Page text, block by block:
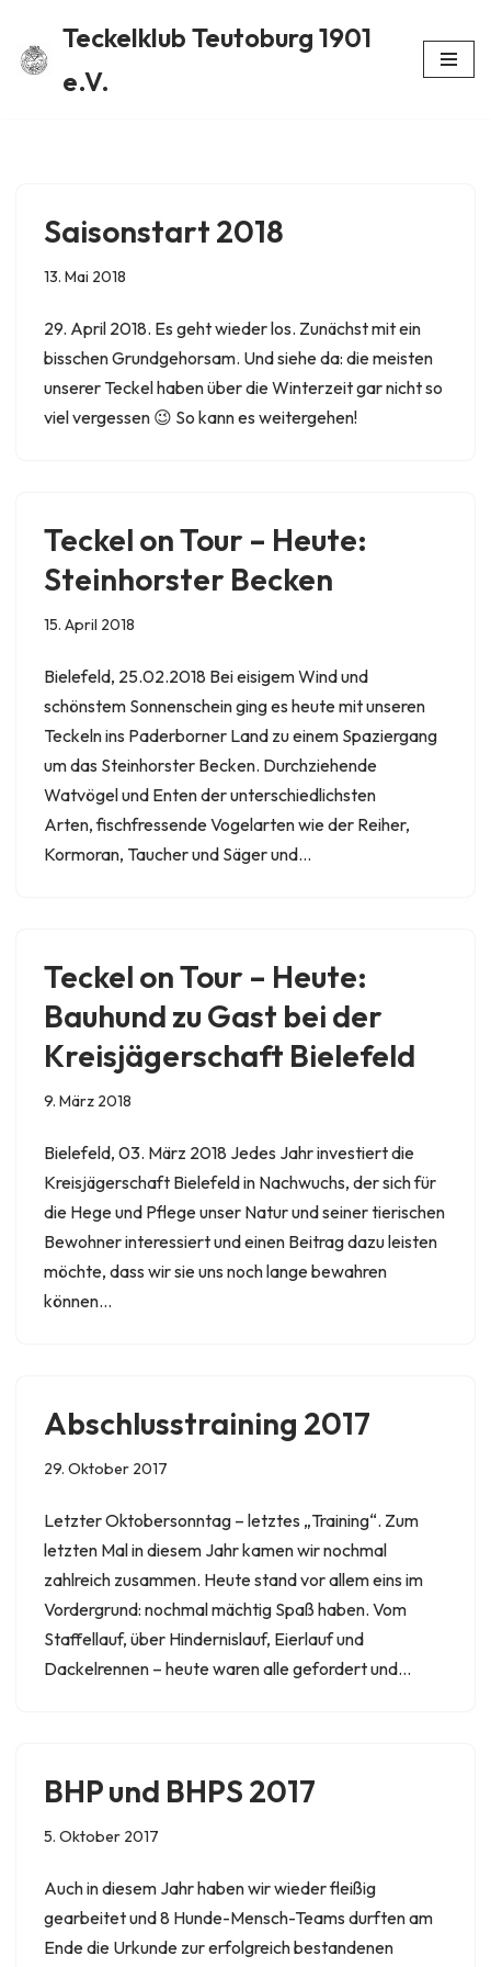
Zum
Teckelklub Teutoburg 1901
e.V.
Saisonstart 2018
13. Mai 2018
29. April 2018. Es geht wieder los. Zunächst mit ein
bisschen Grundgehorsam. Und siehe da: die meisten
unserer Teckel haben über die Winterzeit gar nicht so
viel vergessen 😉 So kann es weitergehen!
Teckel on Tour – Heute:
Steinhorster Becken
15. April 2018
Bielefeld, 25.02.2018 Bei eisigem Wind und
schönstem Sonnenschein ging es heute mit unseren
Teckeln ins Paderborner Land zu einem Spaziergang
um das Steinhorster Becken. Durchziehende
Watvögel und Enten der unterschiedlichsten
Arten, fischfressende Vogelarten wie der Reiher,
Kormoran, Taucher und Säger und…
Teckel on Tour – Heute:
Bauhund zu Gast bei der
Kreisjägerschaft Bielefeld
9. März 2018
Bielefeld, 03. März 2018 Jedes Jahr investiert die
Kreisjägerschaft Bielefeld in Nachwuchs, der sich für
die Hege und Pflege unser Natur und seiner tierischen
Bewohner interessiert und einen Beitrag dazu leisten
möchte, dass wir sie uns noch lange bewahren
können…
Abschlusstraining 2017
29. Oktober 2017
Letzter Oktobersonntag – letztes „Training“. Zum
letzten Mal in diesem Jahr kamen wir nochmal
zahlreich zusammen. Heute stand vor allem eins im
Vordergrund: nochmal mächtig Spaß haben. Vom
Staffellauf, über Hindernislauf, Eierlauf und
Dackelrennen – heute waren alle gefordert und…
BHP und BHPS 2017
5. Oktober 2017
Auch in diesem Jahr haben wir wieder fleißig
gearbeitet und 8 Hunde-Mensch-Teams durften am
Ende die Urkunde zur erfolgreich bestandenen